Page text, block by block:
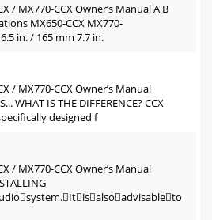
/ MX770-CCX Owner’s Manual A B
MX650-CCX MX770-
in. / 165 mm 7.7 in.
/ MX770-CCX Owner’s Manual
WHAT IS THE DIFFERENCE? CCX
designed f
/ MX770-CCX Owner’s Manual